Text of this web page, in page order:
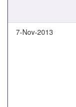
7-Nov-2013